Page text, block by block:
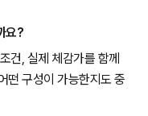
요?
건, 실제 체감가를 함께
떤 구성이 가능한지도 중